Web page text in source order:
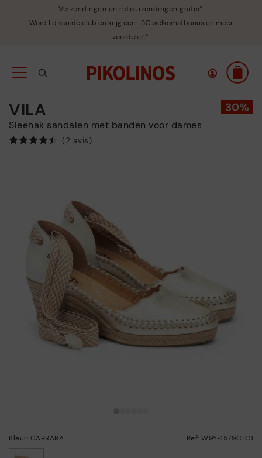
Verzendingen en retourzendingen gratis*
Word lid van de club en krijg een -5€ welkomstbonus en meer
voordelen*.
VILA
Sleehak sandalen met banden voor dames
(2 avis)
Kleur: CARRARA Ref: W9Y-1579CLC1